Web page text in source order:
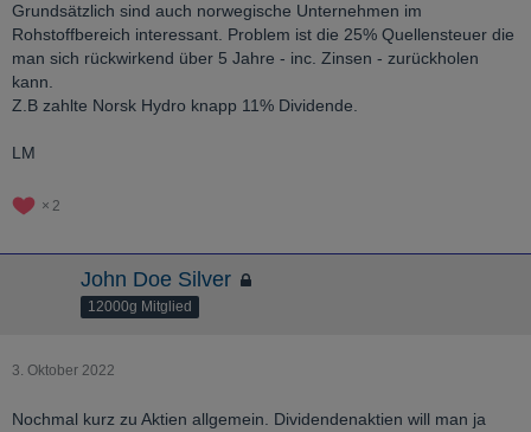
Grundsätzlich sind auch norwegische Unternehmen im
Rohstoffbereich interessant. Problem ist die 25% Quellensteuer die
man sich rückwirkend über 5 Jahre - inc. Zinsen - zurückholen
kann.
Z.B zahlte Norsk Hydro knapp 11% Dividende.
LM
2
John Doe Silver
12000g Mitglied
3. Oktober 2022
Nochmal kurz zu Aktien allgemein. Dividendenaktien will man ja